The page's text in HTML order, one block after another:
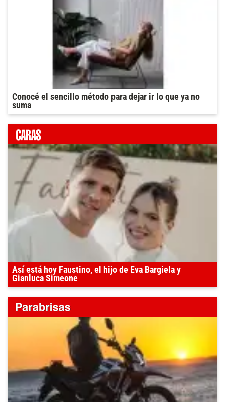
Conocé el sencillo método para dejar ir lo que ya no
suma
Así está hoy Faustino, el hijo de Eva Bargiela y
Gianluca Simeone